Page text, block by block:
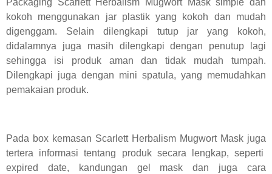
Packaging Scarlett Herbalism Mugwort Mask simple dan
kokoh menggunakan jar plastik yang kokoh dan mudah
digenggam. Selain dilengkapi tutup jar yang kokoh,
didalamnya juga masih dilengkapi dengan penutup lagi
sehingga isi produk aman dan tidak mudah tumpah.
Dilengkapi juga dengan mini spatula, yang memudahkan
pemakaian produk.
Pada box kemasan Scarlett Herbalism Mugwort Mask juga
tertera informasi tentang produk secara lengkap, seperti
expired date, kandungan gel mask dan juga cara